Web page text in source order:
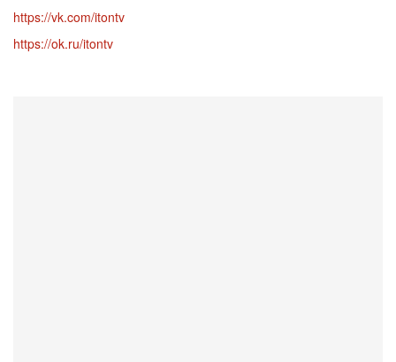
https://vk.com/itontv
https://ok.ru/itontv